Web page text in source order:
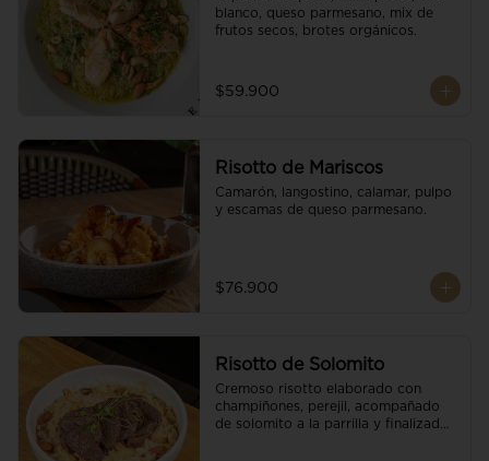
blanco, queso parmesano, mix de
frutos secos, brotes orgánicos.
$59.900
Risotto de Mariscos
Camarón, langostino, calamar, pulpo
y escamas de queso parmesano.
$76.900
Risotto de Solomito
Cremoso risotto elaborado con
champiñones, perejil, acompañado
de solomito a la parrilla y finalizado